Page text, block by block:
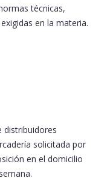
técnicas,
en la materia.
distribuidores
solicitada por
en el domicilio